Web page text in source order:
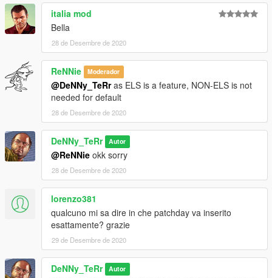
italia mod
Bella
28 de Desembre de 2020
ReNNie Moderador
@DeNNy_TeRras ELS is a feature, NON-ELS is not
needed for default
28 de Desembre de 2020
DeNNy_TeRr Autor
@ReNNie okk sorry
28 de Desembre de 2020
lorenzo381
qualcuno mi sa dire in che patchday va inserito
esattamente? grazie
29 de Desembre de 2020
DeNNy_TeRr Autor